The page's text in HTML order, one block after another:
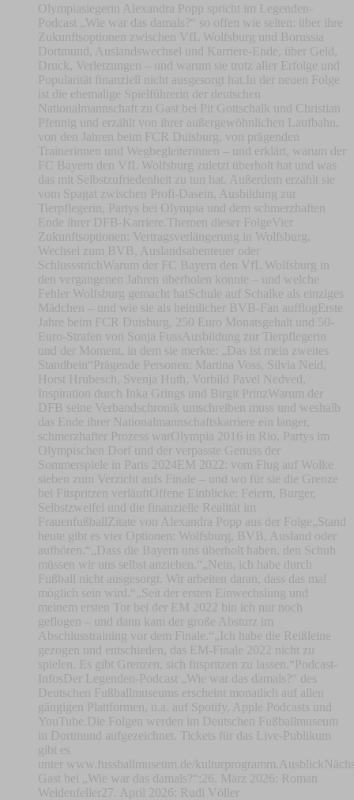
Olympiasiegerin Alexandra Popp spricht im Legenden-
Podcast „Wie war das damals?“ so offen wie selten: über ihre
Zukunftsoptionen zwischen VfL Wolfsburg und Borussia
Dortmund, Auslandswechsel und Karriere-Ende, über Geld,
Druck, Verletzungen – und warum sie trotz aller Erfolge und
Popularität finanziell nicht ausgesorgt hat.In der neuen Folge
ist die ehemalige Spielführerin der deutschen
Nationalmannschaft zu Gast bei Pit Gottschalk und Christian
Pfennig und erzählt von ihrer außergewöhnlichen Laufbahn,
von den Jahren beim FCR Duisburg, von prägenden
Trainerinnen und Wegbegleiterinnen – und erklärt, warum der
FC Bayern den VfL Wolfsburg zuletzt überholt hat und was
das mit Selbstzufriedenheit zu tun hat. Außerdem erzählt sie
vom Spagat zwischen Profi-Dasein, Ausbildung zur
Tierpflegerin, Partys bei Olympia und dem schmerzhaften
Ende ihrer DFB-Karriere.Themen dieser FolgeVier
Zukunftsoptionen: Vertragsverlängerung in Wolfsburg,
Wechsel zum BVB, Auslandsabenteuer oder
SchlussstrichWarum der FC Bayern den VfL Wolfsburg in
den vergangenen Jahren überholen konnte – und welche
Fehler Wolfsburg gemacht hatSchule auf Schalke als einziges
Mädchen – und wie sie als heimlicher BVB-Fan aufflogErste
Jahre beim FCR Duisburg, 250 Euro Monatsgehalt und 50-
Euro-Strafen von Sonja FussAusbildung zur Tierpflegerin
und der Moment, in dem sie merkte: „Das ist mein zweites
Standbein“Prägende Personen: Martina Voss, Silvia Neid,
Horst Hrubesch, Svenja Huth, Vorbild Pavel Nedved,
Inspiration durch Inka Grings und Birgit PrinzWarum der
DFB seine Verbandschronik umschreiben muss und weshalb
das Ende ihrer Nationalmannschaftskarriere ein langer,
schmerzhafter Prozess warOlympia 2016 in Rio, Partys im
Olympischen Dorf und der verpasste Genuss der
Sommerspiele in Paris 2024EM 2022: vom Flug auf Wolke
sieben zum Verzicht aufs Finale – und wo für sie die Grenze
bei Fitspritzen verläuftOffene Einblicke: Feiern, Burger,
Selbstzweifel und die finanzielle Realität im
FrauenfußballZitate von Alexandra Popp aus der Folge„Stand
heute gibt es vier Optionen: Wolfsburg, BVB, Ausland oder
aufhören.“„Dass die Bayern uns überholt haben, den Schuh
müssen wir uns selbst anziehen.“„Nein, ich habe durch
Fußball nicht ausgesorgt. Wir arbeiten daran, dass das mal
möglich sein wird.“„Seit der ersten Einwechslung und
meinem ersten Tor bei der EM 2022 bin ich nur noch
geflogen – und dann kam der große Absturz im
Abschlusstraining vor dem Finale.“„Ich habe die Reißleine
gezogen und entschieden, das EM-Finale 2022 nicht zu
spielen. Es gibt Grenzen, sich fitspritzen zu lassen.“Podcast-
InfosDer Legenden-Podcast „Wie war das damals?“ des
Deutschen Fußballmuseums erscheint monatlich auf allen
gängigen Plattformen, u.a. auf Spotify, Apple Podcasts und
YouTube.Die Folgen werden im Deutschen Fußballmuseum
in Dortmund aufgezeichnet. Tickets für das Live-Publikum
gibt es
unter www.fussballmuseum.de/
Gast bei „Wie war das damals?“:26. März 2026: Roman
Weidenfeller27. April 2026: Rudi Völler